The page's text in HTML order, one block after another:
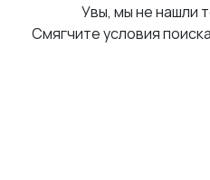
Увы, мы не нашли
Смягчите условия